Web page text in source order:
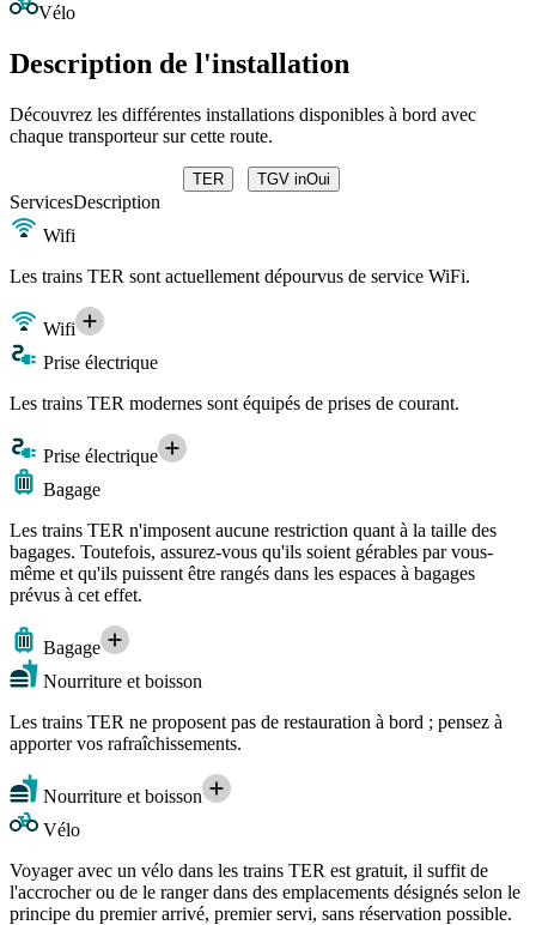
Vélo
Description de l'installation
Découvrez les différentes installations disponibles à bord avec
chaque transporteur sur cette route.
TER TGV inOui
ServicesDescription
Wifi
Les trains TER sont actuellement dépourvus de service WiFi.
Wifi
Prise électrique
Les trains TER modernes sont équipés de prises de courant.
Prise électrique
Bagage
Les trains TER n'imposent aucune restriction quant à la taille des
bagages. Toutefois, assurez-vous qu'ils soient gérables par vous-
même et qu'ils puissent être rangés dans les espaces à bagages
prévus à cet effet.
Bagage
Nourriture et boisson
Les trains TER ne proposent pas de restauration à bord ; pensez à
apporter vos rafraîchissements.
Nourriture et boisson
Vélo
Voyager avec un vélo dans les trains TER est gratuit, il suffit de
l'accrocher ou de le ranger dans des emplacements désignés selon le
principe du premier arrivé, premier servi, sans réservation possible.